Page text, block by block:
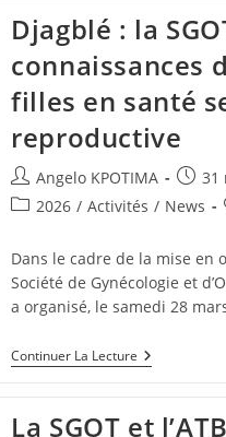
Djagblé : la
connaissances
filles en santé
reproductive
Angelo KPOTIMA
31
2026 / Activités / News
Dans le cadre de la mise en
Société de Gynécologie et
a organisé, le samedi 28
Continuer La Lecture
La SGOT et